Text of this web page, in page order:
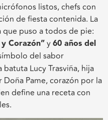
listos, chefs con
de fiesta contenida. La
puso a todos de pie:
Corazón”y60 años del
del sabor
Lucy Trasviña, hija
Pame, corazón por la
define una receta con